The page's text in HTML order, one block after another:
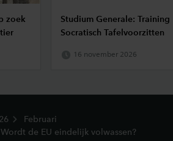
zoek
Studium Generale: Training
Socratisch Tafelvoorzitten
16 november 2026
Februari
de EU eindelijk volwassen?